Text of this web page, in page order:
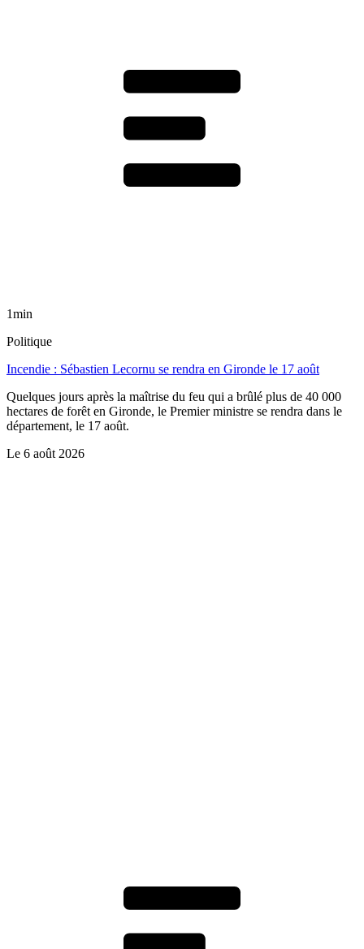
1min
Politique
Incendie : Sébastien Lecornu se rendra en Gironde le 17 août
Quelques jours après la maîtrise du feu qui a brûlé plus de 40 000
hectares de forêt en Gironde, le Premier ministre se rendra dans le
département, le 17 août.
Le 6 août 2026